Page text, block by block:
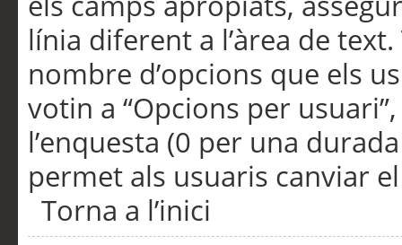
línia diferent a l’àrea de
nombre d’opcions que els
votin a “Opcions per
l’enquesta (0 per una
permet als usuaris canviar
Torna a l’inici